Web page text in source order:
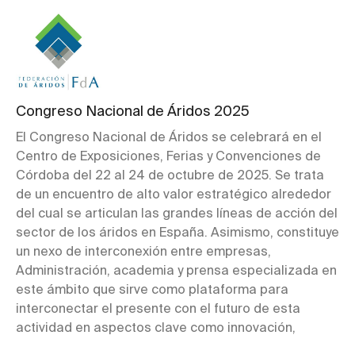
Congreso Nacional de Áridos 2025
El Congreso Nacional de Áridos se celebrará en el
Centro de Exposiciones, Ferias y Convenciones de
Córdoba del 22 al 24 de octubre de 2025. Se trata
de un encuentro de alto valor estratégico alrededor
del cual se articulan las grandes líneas de acción del
sector de los áridos en España. Asimismo, constituye
un nexo de interconexión entre empresas,
Administración, academia y prensa especializada en
este ámbito que sirve como plataforma para
interconectar el presente con el futuro de esta
actividad en aspectos clave como innovación,